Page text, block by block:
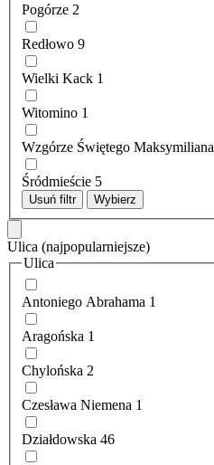
Pogórze 2
Redłowo 9
Wielki Kack 1
Witomino 1
Wzgórze Świętego Maksymiliana
Śródmieście 5
Usuń filtr Wybierz
Ulica (najpopularniejsze)
Ulica
Antoniego Abrahama 1
Aragońska 1
Chylońska 2
Czesława Niemena 1
Działdowska 46